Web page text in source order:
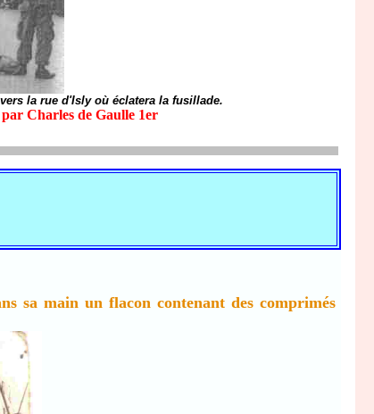
la rue d'Isly où éclatera la fusillade.
Charles de Gaulle 1er
sa main un flacon contenant des comprimés